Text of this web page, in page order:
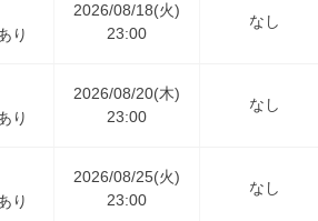
り
2026/08/18(火)
23:00
なし
り
2026/08/20(木)
23:00
なし
り
2026/08/25(火)
23:00
なし